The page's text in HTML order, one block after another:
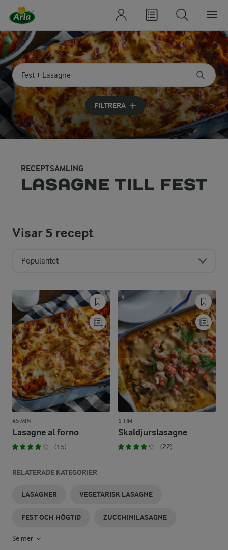
Sök på kategori eller ingrediens
Skriv in sökord för att få förslag
FILTRERA
RECEPTSAMLING
LASAGNE TILL FEST
Visar5 recept
Popularitet
45 MIN
Lasagne al forno
(15)
1 TIM
Skaldjurslasagne
(22)
RELATERADE KATEGORIER
LASAGNER VEGETARISK LASAGNE
FEST OCH HÖGTID ZUCCHINILASAGNE
Se mer